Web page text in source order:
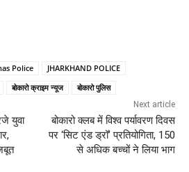
Police
JHARKHAND POLICE
बोकारो क्राइम न्यूज बोकारो पुलिस
युवा
Next article
बोकारो क्लब में विश्व पर्यावरण दिवस
पर ‘सिट एंड ड्रॉ’ प्रतियोगिता, 150
से अधिक बच्चों ने लिया भाग